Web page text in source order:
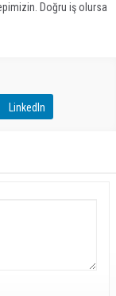
Doğru iş olursa
LinkedIn